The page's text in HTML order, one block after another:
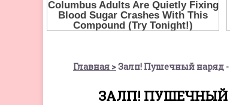
Главная Залп! Пушечный наряд
ЗАЛП! ПУШЕЧНЫЙ